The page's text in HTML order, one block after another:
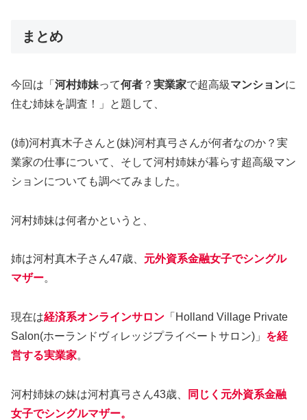
まとめ
今回は「 河村姉妹って何者 ？ 実業家で超高級マンションに
住む姉妹を調査！」と題して、
(姉)河村真木子さんと(妹)河村真弓さんが何者なのか？実
業家の仕事について、そして河村姉妹が暮らす超高級マン
ションについても調べてみました。
河村姉妹は何者かというと、
姉は河村真木子さん47歳、 元外資系金融女子でシングル
マザー。
現在は経済系オンラインサロン 「Holland Village Private
Salon(ホーランドヴィレッジプライベートサロン)」 を経
営する実業家。
河村姉妹の妹は河村真弓さん43歳、
同じく元外資系金融
女子でシングルマザー。